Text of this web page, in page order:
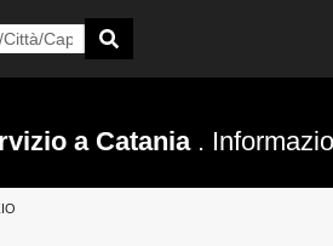
a Catania.